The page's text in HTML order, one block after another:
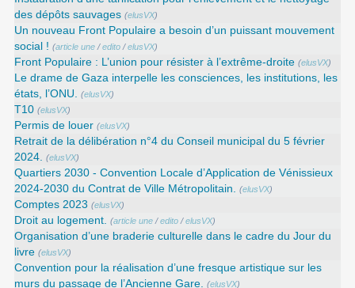
des dépôts sauvages (elusVX)
Un nouveau Front Populaire a besoin d’un puissant mouvement
social ! (article une /edito /elusVX)
Front Populaire : L’union pour résister à l’extrême-droite (elusVX)
Le drame de Gaza interpelle les consciences, les institutions, les
états, l’ONU. (elusVX)
T10 (elusVX)
Permis de louer (elusVX)
Retrait de la délibération n°4 du Conseil municipal du 5 février
2024. (elusVX)
Quartiers 2030 - Convention Locale d’Application de Vénissieux
2024-2030 du Contrat de Ville Métropolitain. (elusVX)
Comptes 2023 (elusVX)
Droit au logement. (article une /edito /elusVX)
Organisation d’une braderie culturelle dans le cadre du Jour du
livre (elusVX)
Convention pour la réalisation d’une fresque artistique sur les
murs du passage de l’Ancienne Gare. (elusVX)